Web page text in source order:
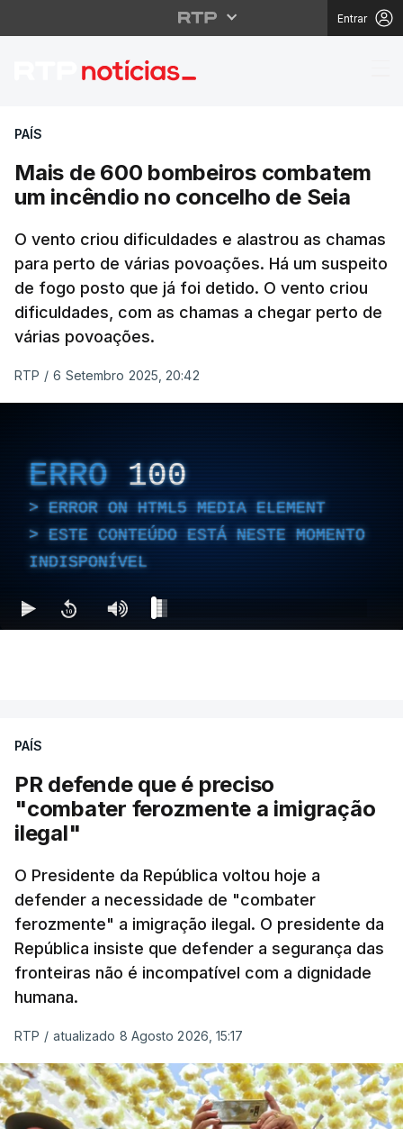
Entrar
Mais de 600
PAÍS
Mais de 600 bombeiros combatem
um incêndio no concelho de Seia
O vento criou dificuldades e alastrou as chamas
para perto de várias povoações. Há um suspeito
de fogo posto que já foi detido. O vento criou
dificuldades, com as chamas a chegar perto de
várias povoações.
RTP / 6 Setembro 2025, 20:42
ERRO 100
ERROR ON HTML5 MEDIA ELEMENT
ESTE CONTEÚDO ESTÁ NESTE MOMENTO
INDISPONÍVEL
PAÍS
PR defende que é preciso
"combater ferozmente a imigração
ilegal"
O Presidente da República voltou hoje a
defender a necessidade de "combater
ferozmente" a imigração ilegal. O presidente da
República insiste que defender a segurança das
fronteiras não é incompatível com a dignidade
humana.
RTP / atualizado 8 Agosto 2026, 15:17